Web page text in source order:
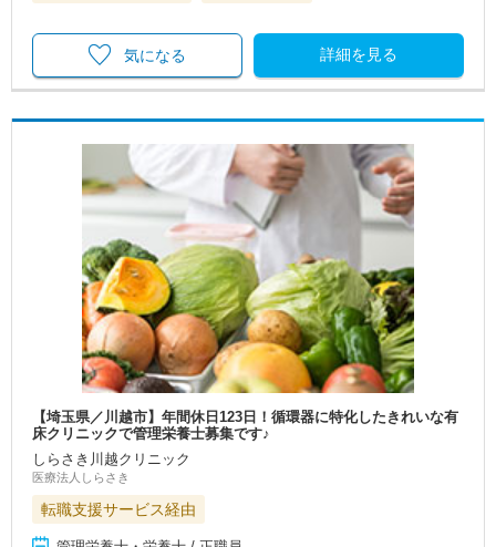
詳細を見る
気になる
【埼玉県／川越市】年間休日123日！循環器に特化したきれいな有
床クリニックで管理栄養士募集です♪
しらさき川越クリニック
医療法人しらさき
転職支援サービス経由